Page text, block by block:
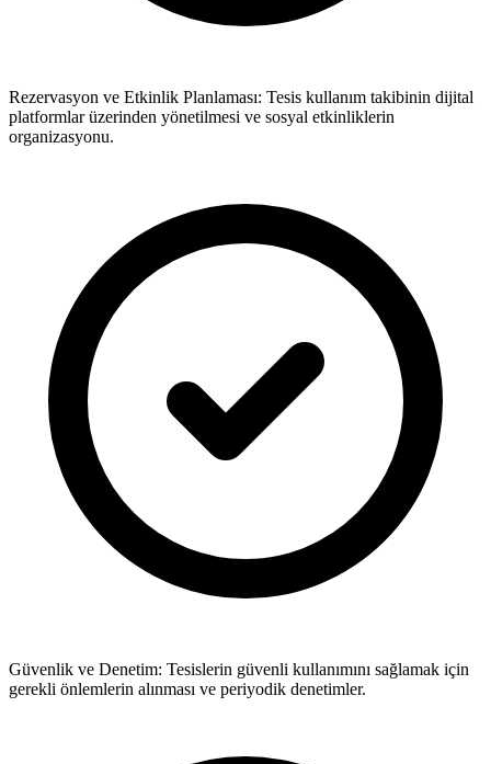
Rezervasyon ve Etkinlik Planlaması: Tesis kullanım takibinin dijital
platformlar üzerinden yönetilmesi ve sosyal etkinliklerin
organizasyonu.
Güvenlik ve Denetim: Tesislerin güvenli kullanımını sağlamak için
gerekli önlemlerin alınması ve periyodik denetimler.